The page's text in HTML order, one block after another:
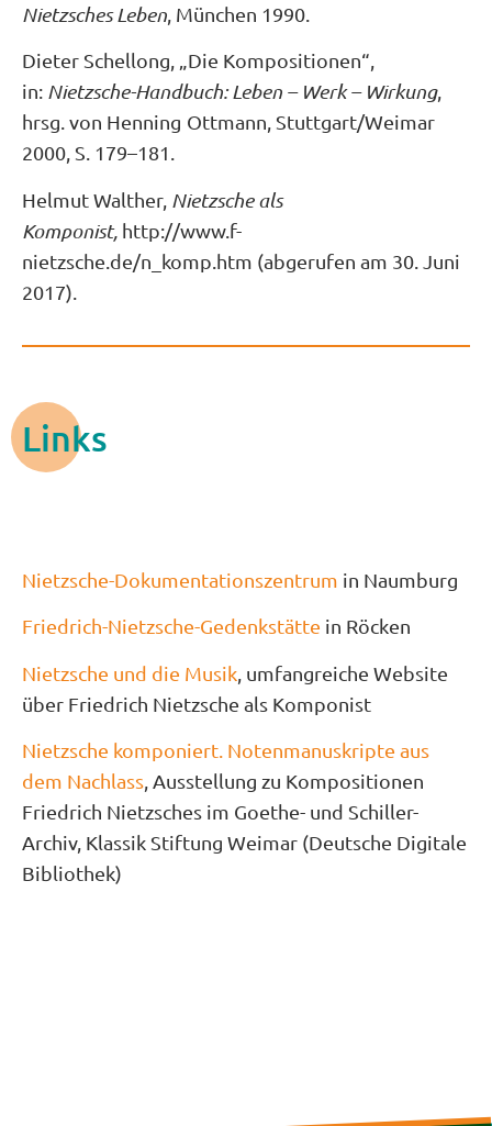
Nietzsches Leben , München 1990.
Dieter Schellong, „Die Kompositionen“,
in: Nietzsche-Handbuch: Leben – Werk – Wirkung,
hrsg. von Henning Ottmann, Stuttgart/Weimar
2000, S. 179–181.
Helmut Walther, Nietzsche als
Komponist, http://www.f-
nietzsche.de/n_komp.htm (abgerufen am 30. Juni
2017).
Links
Nietzsche-Dokumentationszentrum in Naumburg
Friedrich-Nietzsche-Gedenkstätte in Röcken
Nietzsche und die Musik , umfangreiche Website
über Friedrich Nietzsche als Komponist
Nietzsche komponiert. Notenmanuskripte aus
dem Nachlass , Ausstellung zu Kompositionen
Friedrich Nietzsches im Goethe- und Schiller-
Archiv, Klassik Stiftung Weimar (Deutsche Digitale
Bibliothek)